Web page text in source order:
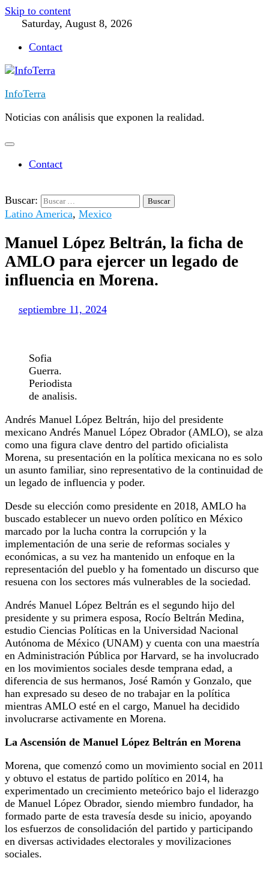
Skip to content
Saturday, August 8, 2026
Contact
InfoTerra
Noticias con análisis que exponen la realidad.
Contact
Buscar:
Latino America, Mexico
Manuel López Beltrán, la ficha de
AMLO para ejercer un legado de
influencia en Morena.
septiembre 11, 2024
Sofia
Guerra.
Periodista
de analisis.
Andrés Manuel López Beltrán, hijo del presidente
mexicano Andrés Manuel López Obrador (AMLO), se alza
como una figura clave dentro del partido oficialista
Morena, su presentación en la política mexicana no es solo
un asunto familiar, sino representativo de la continuidad de
un legado de influencia y poder.
Desde su elección como presidente en 2018, AMLO ha
buscado establecer un nuevo orden político en México
marcado por la lucha contra la corrupción y la
implementación de una serie de reformas sociales y
económicas, a su vez ha mantenido un enfoque en la
representación del pueblo y ha fomentado un discurso que
resuena con los sectores más vulnerables de la sociedad.
Andrés Manuel López Beltrán es el segundo hijo del
presidente y su primera esposa, Rocío Beltrán Medina,
estudio Ciencias Políticas en la Universidad Nacional
Autónoma de México (UNAM) y cuenta con una maestría
en Administración Pública por Harvard, se ha involucrado
en los movimientos sociales desde temprana edad, a
diferencia de sus hermanos, José Ramón y Gonzalo, que
han expresado su deseo de no trabajar en la política
mientras AMLO esté en el cargo, Manuel ha decidido
involucrarse activamente en Morena.
La Ascensión de Manuel López Beltrán en Morena
Morena, que comenzó como un movimiento social en 2011
y obtuvo el estatus de partido político en 2014, ha
experimentado un crecimiento meteórico bajo el liderazgo
de Manuel López Obrador, siendo miembro fundador, ha
formado parte de esta travesía desde su inicio, apoyando
los esfuerzos de consolidación del partido y participando
en diversas actividades electorales y movilizaciones
sociales.